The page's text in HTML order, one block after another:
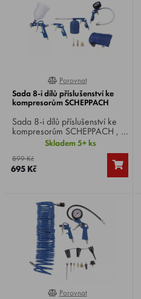
100%
Porovnat
Sada 8-i dílů příslušenství ke
kompresorům SCHEPPACH
Sada 8-i dílů příslušenství ke
kompresorům SCHEPPACH , s
rozšířenou řadou trysek a
spirálovou hadicí.
Skladem 5+ ks
899 Kč
695 Kč
90%
Porovnat